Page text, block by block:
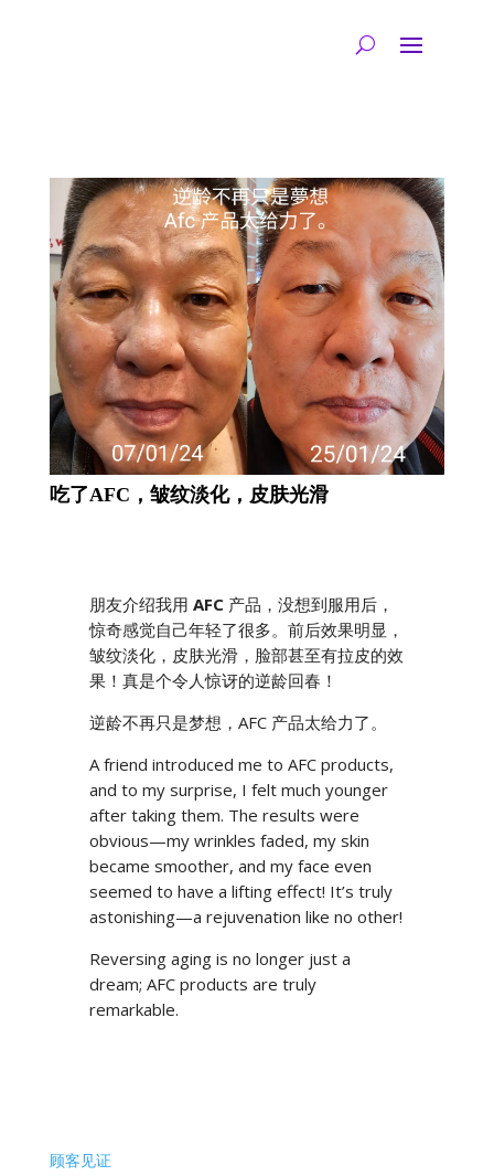
吃了AFC，皱纹淡化，皮肤光滑
朋友介绍我用 AFC产品，没想到服用后，
惊奇感觉自己年轻了很多。前后效果明显，
皱纹淡化，皮肤光滑，脸部甚至有拉皮的效
果！真是个令人惊讶的逆龄回春！
逆龄不再只是梦想，AFC 产品太给力了。
A friend introduced me to AFC products,
and to my surprise, I felt much younger
after taking them. The results were
obvious—my wrinkles faded, my skin
became smoother, and my face even
seemed to have a lifting effect! It’s truly
astonishing—a rejuvenation like no other!
Reversing aging is no longer just a
dream; AFC products are truly
remarkable.
顾客见证